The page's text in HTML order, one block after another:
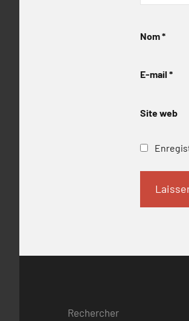
Nom*
E-mail *
Site web
Rechercher